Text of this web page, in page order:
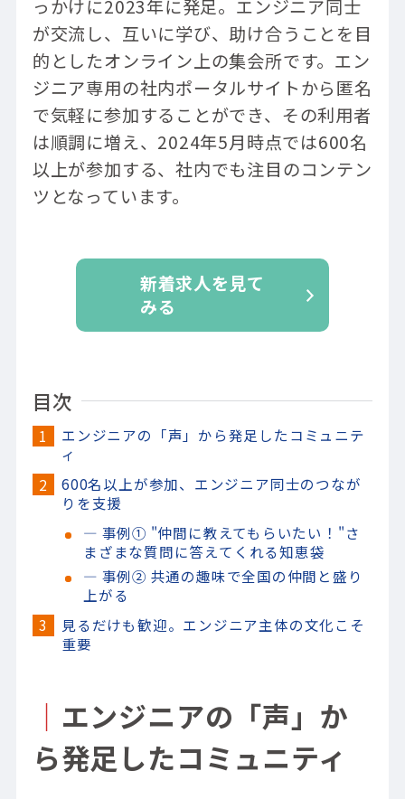
っかけに2023年に発足。エンジニア同士
が交流し、互いに学び、助け合うことを目
的としたオンライン上の集会所です。エン
ジニア専用の社内ポータルサイトから匿名
で気軽に参加することができ、その利用者
は順調に増え、2024年5月時点では600名
以上が参加する、社内でも注目のコンテン
ツとなっています。
新着求人を見て
みる
目次
エンジニアの「声」から発足したコミュニテ
ィ
600名以上が参加、エンジニア同士のつなが
りを支援
― 事例① "仲間に教えてもらいたい！"さ
まざまな質問に答えてくれる知恵袋
― 事例② 共通の趣味で全国の仲間と盛り
上がる
見るだけも歓迎。エンジニア主体の文化こそ
重要
｜ エンジニアの「声」か
ら発足したコミュニティ